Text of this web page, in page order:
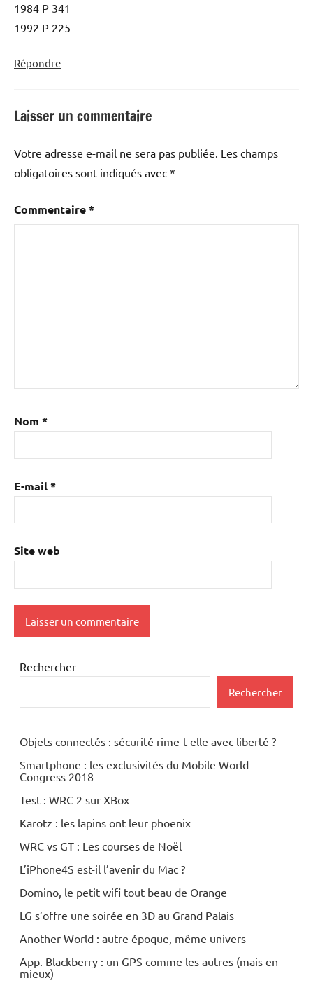
1984 P 341
1992 P 225
Répondre
Laisser un commentaire
Votre adresse e-mail ne sera pas publiée. Les champs
obligatoires sont indiqués avec *
Commentaire*
Nom *
E-mail*
Site web
Rechercher
Rechercher
Objets connectés : sécurité rime-t-elle avec liberté ?
Smartphone : les exclusivités du Mobile World
Congress 2018
Test : WRC 2 sur XBox
Karotz : les lapins ont leur phoenix
WRC vs GT : Les courses de Noël
L’iPhone4S est-il l’avenir du Mac ?
Domino, le petit wifi tout beau de Orange
LG s’offre une soirée en 3D au Grand Palais
Another World : autre époque, même univers
App. Blackberry : un GPS comme les autres (mais en
mieux)